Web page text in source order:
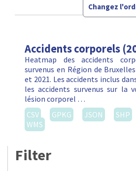
Changez
Accidents corporels
Heatmap des accidents
survenus en Région de
et 2021. Les accidents inclus
les accidents survenus sur la
lésion corporel …
CSV
GPKG JSON SHP
WMS
Filter